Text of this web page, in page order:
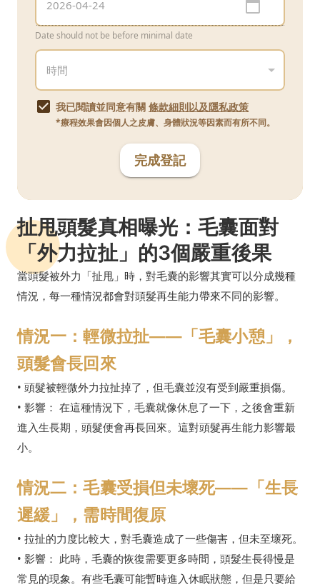
Date should not be before minimal date
我已閱讀並同意有關 條款細則以及隱私政策
*療程效果會因個人之皮膚、身體狀況等因素而有所不同。
完成登記
扯甩頭髮真相曝光：毛囊面對
「外力拉扯」的3個嚴重後果
當頭髮被外力「扯甩」時，對毛囊的影響其實可以分成幾種
情況，每一種情況都會對頭髮再生能力帶來不同的影響。
情況一：輕微拉扯——「毛囊小憩」，
頭髮會長回來
• 頭髮被輕微外力拉扯掉了，但毛囊並沒有受到嚴重損傷。
• 影響： 在這種情況下，毛囊就像休息了一下，之後會重新
進入生長期，頭髮便會再長回來。這對頭髮再生能力影響最
小。
情況二：毛囊受損但未壞死——「生長
遲緩」，需時間復原
• 拉扯的力度比較大，對毛囊造成了一些傷害，但未至壞死。
• 影響： 此時，毛囊的恢復需要更多時間，頭髮生長得慢是
常見的現象。有些毛囊可能暫時進入休眠狀態，但是只要給